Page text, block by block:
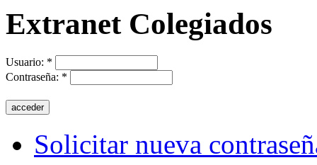
Extranet Colegiados
Usuario: *
Contraseña: *
Solicitar nueva